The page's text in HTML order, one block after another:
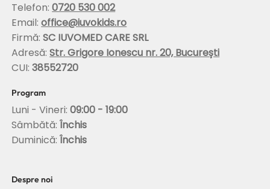
Despre noi
Program
Luni - Vineri:09:00 - 19:00
Sâmbătă:Închis
Duminică: Închis
Telefon:0720 530 002
Email:office@iuvokids.ro
Firmă:SC IUVOMED CARE SRL
Adresă:Str. Grigore Ionescu nr. 20, București
CUI:38552720